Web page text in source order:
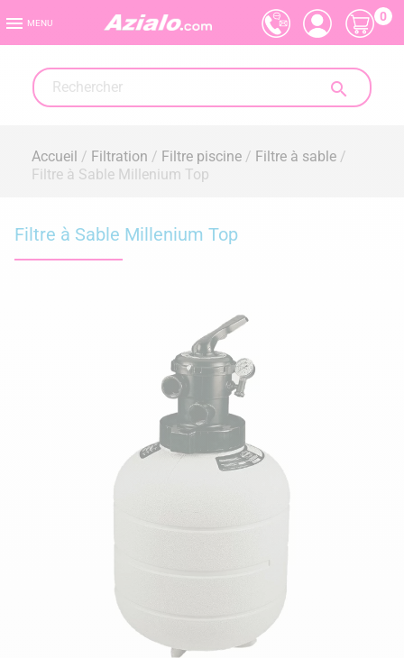
 MENU

0
Accueil Filtration Filtre piscine
Filtre à sable
Filtre à Sable Millenium Top
Filtre à Sable Millenium Top